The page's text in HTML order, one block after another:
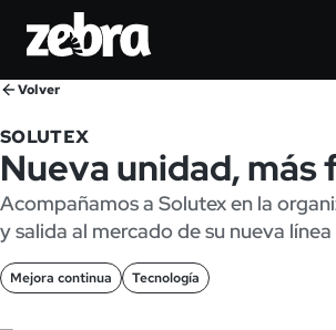
Volver
SOLUTEX
Nueva unidad, más
Acompañamos a Solutex en la
y salida al mercado de su nueva
Mejora continua Tecnología